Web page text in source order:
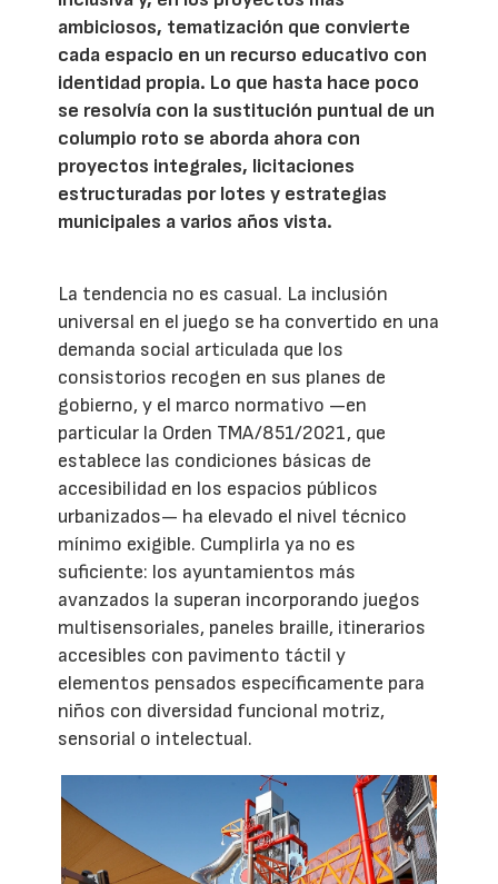
ambiciosos, tematización que convierte
cada espacio en un recurso educativo con
identidad propia. Lo que hasta hace poco
se resolvía con la sustitución puntual de un
columpio roto se aborda ahora con
proyectos integrales, licitaciones
estructuradas por lotes y estrategias
municipales a varios años vista.
La tendencia no es casual. La inclusión
universal en el juego se ha convertido en una
demanda social articulada que los
consistorios recogen en sus planes de
gobierno, y el marco normativo —en
particular la Orden TMA/851/2021, que
establece las condiciones básicas de
accesibilidad en los espacios públicos
urbanizados— ha elevado el nivel técnico
mínimo exigible. Cumplirla ya no es
suficiente: los ayuntamientos más
avanzados la superan incorporando juegos
multisensoriales, paneles braille, itinerarios
accesibles con pavimento táctil y
elementos pensados específicamente para
niños con diversidad funcional motriz,
sensorial o intelectual.